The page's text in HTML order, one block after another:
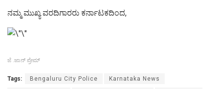
ನಮ್ಮ ಮುಖ್ಯ ವರದಿಗಾರರು ಕರ್ನಾಟಕದಿಂದ,
ಜೆ .ಜಾನ್ ಪ್ರೇಮ್
Tags: Bengaluru City Police Karnataka News